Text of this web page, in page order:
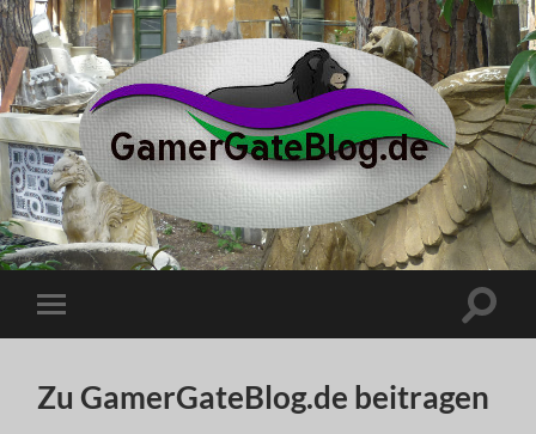
gamergateblog.de
Mobile-
Menü
Zu GamerGateBlog.de beitragen